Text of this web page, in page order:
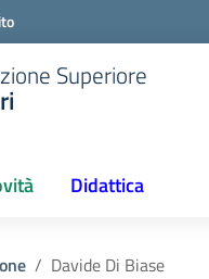
Superiore
Didattica
Davide Di Biase